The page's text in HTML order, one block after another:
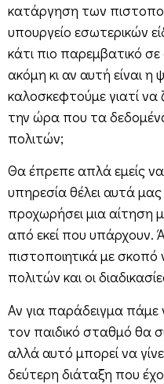
κατάργηση των
υπουργείο εσωτερικών
κάτι πιο παρεμβατικό
ακόμη κι αν αυτή είναι η
καλοσκεφτούμε γιατί να
την ώρα που τα
πολιτών;
Θα έπρεπε απλά εμείς
υπηρεσία θέλει αυτά
προχωρήσει μια αίτηση
από εκεί που
πιστοποιητικά με
πολιτών και οι
Αν για παράδειγμα πάμε
τον παιδικό σταθμό θα
αλλά αυτό μπορεί να
δεύτερη διάταξη που